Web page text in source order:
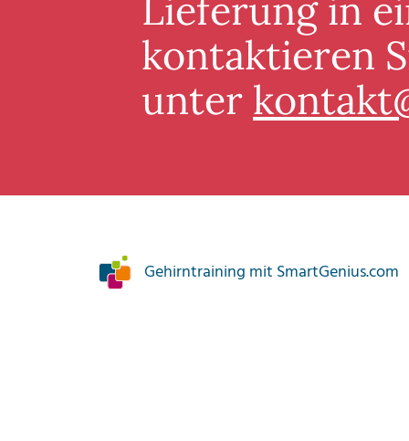
Lieferung in
kontaktieren
unter
Gehirntraining mit SmartGenius.com